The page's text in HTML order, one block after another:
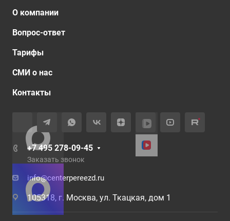
О компании
Вопрос-ответ
Тарифы
СМИ о нас
Контакты
+7 495 278-09-45
Заказать звонок
info@centerpereezd.ru
105318, г. Москва, ул. Ткацкая, дом 1